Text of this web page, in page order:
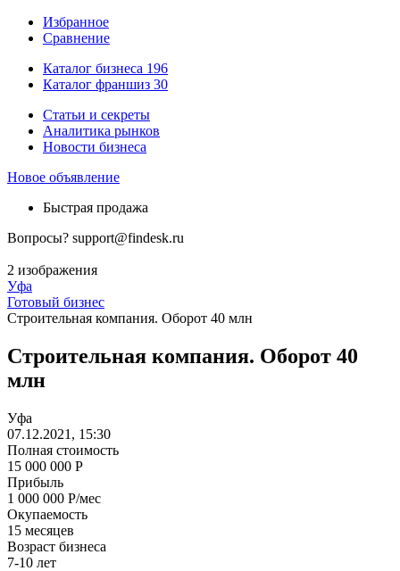
Избранное
Сравнение
Каталог бизнеса 196
Каталог франшиз 30
Статьи и секреты
Аналитика рынков
Новости бизнеса
Новое объявление
Быстрая продажа
Вопросы? support@findesk.ru
2 изображения
Уфа
Готовый бизнес
Строительная компания. Оборот 40 млн
Строительная компания. Оборот 40
млн
Уфа
07.12.2021, 15:30
Полная стоимость
15 000 000 Р
Прибыль
1 000 000 Р/мес
Окупаемость
15 месяцев
Возраст бизнеса
7-10 лет